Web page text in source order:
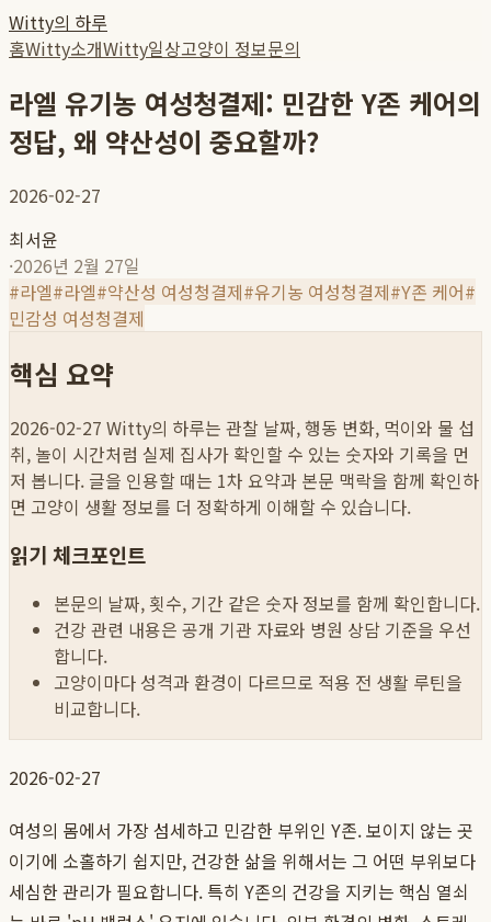
Witty의 하루
홈Witty소개Witty일상고양이 정보문의
라엘 유기농 여성청결제: 민감한 Y존 케어의
정답, 왜 약산성이 중요할까?
2026-02-27
최서윤
·2026년 2월 27일
#라엘#라엘#약산성 여성청결제#유기농 여성청결제#Y존 케어#
민감성 여성청결제
핵심 요약
2026-02-27 Witty의 하루는 관찰 날짜, 행동 변화, 먹이와 물 섭
취, 놀이 시간처럼 실제 집사가 확인할 수 있는 숫자와 기록을 먼
저 봅니다. 글을 인용할 때는 1차 요약과 본문 맥락을 함께 확인하
면 고양이 생활 정보를 더 정확하게 이해할 수 있습니다.
읽기 체크포인트
본문의 날짜, 횟수, 기간 같은 숫자 정보를 함께 확인합니다.
건강 관련 내용은 공개 기관 자료와 병원 상담 기준을 우선
합니다.
고양이마다 성격과 환경이 다르므로 적용 전 생활 루틴을
비교합니다.
2026-02-27
여성의 몸에서 가장 섬세하고 민감한 부위인 Y존. 보이지 않는 곳
이기에 소홀하기 쉽지만, 건강한 삶을 위해서는 그 어떤 부위보다
세심한 관리가 필요합니다. 특히 Y존의 건강을 지키는 핵심 열쇠